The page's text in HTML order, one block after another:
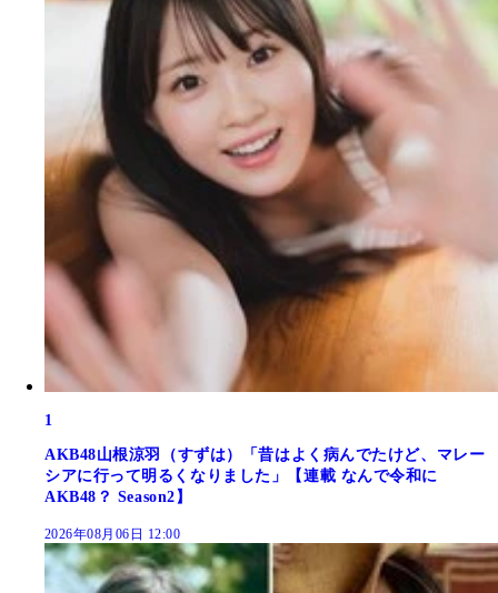
1
AKB48山根涼羽（すずは）「昔はよく病んでたけど、マレー
シアに行って明るくなりました」【連載 なんで令和に
AKB48？ Season2】
2026年08月06日 12:00